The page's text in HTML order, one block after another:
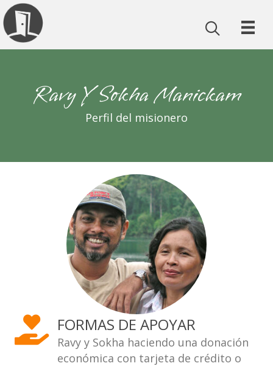
Ravy Y Sokha Manickam
Perfil del misionero
FORMAS DE APOYAR
Ravy y Sokha haciendo una donación
económica con tarjeta de crédito o